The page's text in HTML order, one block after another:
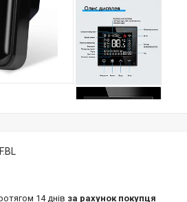
14 днів за рахунок покупця